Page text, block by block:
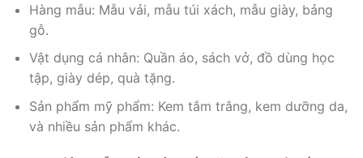
Hàng mẫu: Mẫu vải, mẫu túi xách, mẫu giày, bảng
gỗ.
Vật dụng cá nhân: Quần áo, sách vở, đồ dùng học
tập, giày dép, quà tặng.
Sản phẩm mỹ phẩm: Kem tắm trắng, kem dưỡng da,
và nhiều sản phẩm khác.